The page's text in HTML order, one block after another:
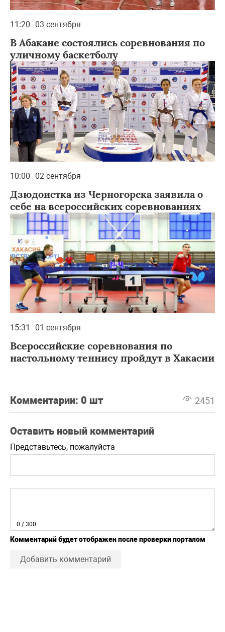
11:20 03 сентября
В Абакане состоялись соревнования по
уличному баскетболу
10:00 02 сентября
Дзюдоистка из Черногорска заявила о
себе на всероссийских соревнованиях
15:31 01 сентября
Всероссийские соревнования по
настольному теннису пройдут в Хакасии
Комментарии: 0 шт 2451
Оставить новый комментарий
Представьтесь, пожалуйста
0 / 300
Комментарий будет отображен после проверки порталом
Добавить комментарий